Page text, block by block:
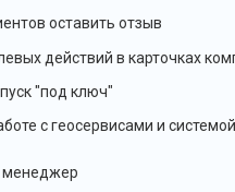
оставить отзыв
действий в карточках
"под ключ"
с геосервисами и системой
менеджер